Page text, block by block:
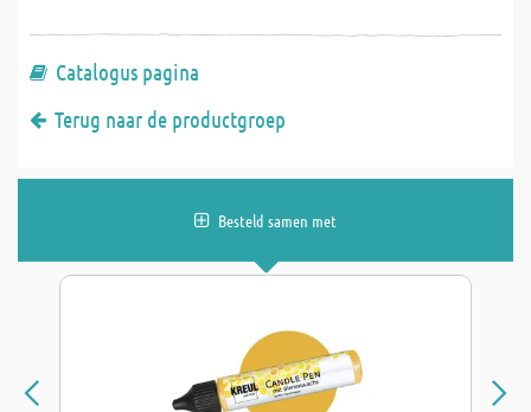
Catalogus pagina
Terug naar de productgroep
Besteld samen met